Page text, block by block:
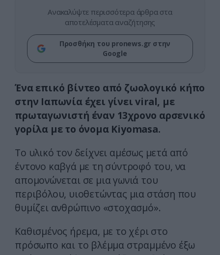
Ανακαλύψτε περισσότερα άρθρα στα
αποτελέσματα αναζήτησης
Προσθήκη του pronews.gr στην
Google
Ένα επικό βίντεο από ζωολογικό κήπο
στην Ιαπωνία έχει γίνει viral, με
πρωταγωνιστή έναν 13χρονο αρσενικό
γορίλα με το όνομα Kiyomasa.
Το υλικό τον δείχνει αμέσως μετά από
έντονο καβγά με τη σύντροφό του, να
απομονώνεται σε μια γωνιά του
περιβόλου, υιοθετώντας μια στάση που
θυμίζει ανθρώπινο «στοχασμό».
Καθισμένος ήρεμα, με το χέρι στο
πρόσωπο και το βλέμμα στραμμένο έξω